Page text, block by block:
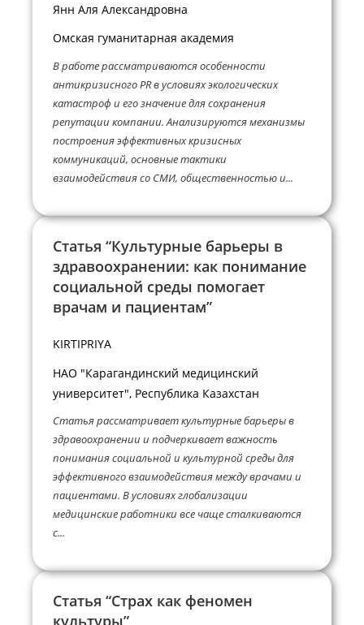
Янн Аля Александровна
Омская гуманитарная академия
В работе рассматриваются особенности
антикризисного PR в условиях экологических
катастроф и его значение для сохранения
репутации компании. Анализируются механизмы
построения эффективных кризисных
коммуникаций, основные тактики
взаимодействия со СМИ, общественностью и...
Статья “Культурные барьеры в
здравоохранении: как понимание
социальной среды помогает
врачам и пациентам”
KIRTIPRIYA
НАО "Карагандинский медицинский
университет", Республика Казахстан
Статья рассматривает культурные барьеры в
здравоохранении и подчеркивает важность
понимания социальной и культурной среды для
эффективного взаимодействия между врачами и
пациентами. В условиях глобализации
медицинские работники все чаще сталкиваются
с...
Статья “Страх как феномен
культуры”